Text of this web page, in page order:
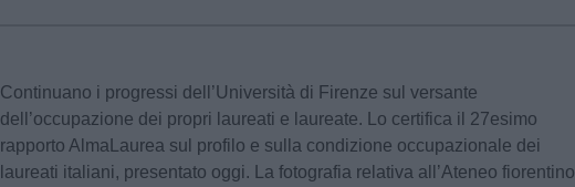
Continuano i progressi dell’Università di Firenze sul versante
dell’occupazione dei propri laureati e laureate. Lo certifica il 27esimo
rapporto AlmaLaurea sul profilo e sulla condizione occupazionale dei
laureati italiani, presentato oggi. La fotografia relativa all’Ateneo fiorentino